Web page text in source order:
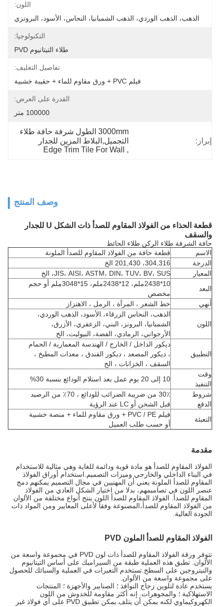
اللون:
الذهب، الذهب الوردي، الذهب الشمبانيا، النحاس، الأسود، البرونزي
التكنولوجيا:
طلاء التيتانيوم PVD
تفاصيل التغليف:
فيلم PVC + ورق مقاوم للماء + حقيبة خشبية
القدرة على العرض:
100000 متر
إبراز:
3000mm الطول شرفة حافة طلاء
التجميل,البلاط المزين للجدار
,
Edge Trim Tile For Wall
وصف المنتج
قطعة الحذاء من الفولاذ المقاوم للصدأ ذات الشكل U للجدار
والسقف
حافة الشرفة طلاء الركن طلاء الحائط
الاسم
قطعة حافة من الفولاذ المقاوم للصدأ الملونة
الدرجة
304,316، 201,430 الخ
المعيار
JIS، AISI، ASTM، DIN، TUV، BV، SUS، الخ
البعد
10*2438ملم، 12*2438ملم، 15*3048ملم أو حجم
مخصص
أنهي
خط الشعر ، المرآة ، الرمل ، الاهتزاز
اللون
الذهب، النحاس الزرقاء، الأسود، الذهب الوردي،
الشمبانيا، البرونز، البني، الزعفري، الأزرق،
الأرجواني، الرمادي، الفضة، البيوليت، الخ
التطبيق
ديكور الداخل / الخارج / الهندسة المعمارية / الحمام
، ديكور المصعد ، ديكور الفندق ، معدات المطبخ ،
السقف ، الخزانات ، الخ
وقت
التنفيذ
10 إلى 20 يوم عمل بعد استلام الودائع بنسبة 30%
شروط
الدفع
30٪ من ضريبة الضرائب للودائع ، 70٪ من الرصيد
قبل الشحن أو LC عند الرؤية
التعبئة
فيلم PVC / PE + ورق مقاوم للماء + منصة خشبية
أو حسب طلب العميل
مقدمة
الفولاذ المقاوم للصدأ هو مادة قوية ودائمة للغاية وهي مثالية للاستخدام
في البناء الداخلي والخارجي وميزات التصميم.استخدام أوراق الفولاذ
المقاوم للصدأ الملونة يعني أن المهنيين في مجال التصميم يمكنهم دمج
عنصر اللون في تصاميمهم، بدلا من اختيار الشكل العادي من الفولاذ
المقاوم للصدأ. الفولاذ المقاوم للصدأ اللون ينتج أنواع مختلفة من الألوان
من الفولاذ المقاوم للصدأ،المصنوعة وفقاً لأعلى المعايير ومن المواد ذات
الجودة العالية.
الفولاذ المقاوم للصدأ الملون PVD
تتوفر ورقة الفولاذ المقاوم للصدأ ذات لون PVD في مجموعة واسعة من
الألوان. تطبق هذه العملية طبقة من السيراميك على أساس التيتانيوم
والنيتروجين على السطح.تستخدم التغيرات في العملية والسبائك للحصول
على مجموعة واسعة من الألوان.
يستخدم عادة لتلوين زجاج النوافذ ؛ الصنابير والأجهزة ؛ المنتجات
الاستهلاكية ؛ والمجوهرات. إنه أكثر مقاومة للخدوش من اللون
الكهروكيماوي لكنه يمكن أن يتلف.يمكن تطبيق PVD على أي فولاذ غير